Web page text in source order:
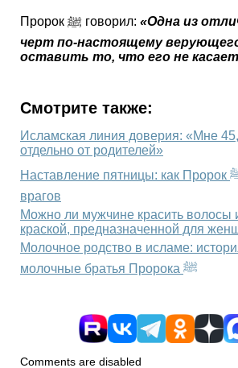
Пророк ﷺ говорил: «Одна из
черт по-настоящему
оставить то, что его не
Смотрите также:
Исламская линия доверия: «Мне
отдельно от родителей»
Наставление пятницы: как Пророк ﷺ прощал своих
врагов
Можно ли мужчине красить волосы
краской, предназначенной для
Молочное родство в исламе:
молочные братья Пророка ﷺ
Comments are disabled